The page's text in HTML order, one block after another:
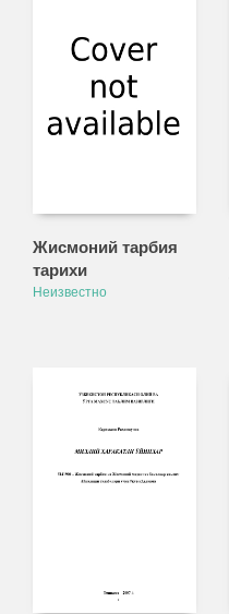
Жисмоний тарбия
тарихи
Неизвестно